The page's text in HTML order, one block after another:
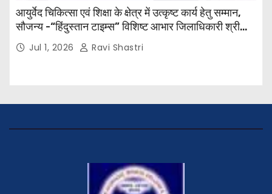
आयुर्वेद चिकित्सा एवं शिक्षा के क्षेत्र में उत्कृष्ट कार्य हेतु सम्मान,
सौजन्य -“हिंदुस्तान टाइम्स” विशिष्ट आभार जिलाधिकारी श्री
विवेक रंजन मैत्रेय (भा०प्र० से०), आरक्षी अधीक्षक श्री पूरन झा
(भा०पु०से०) सिविल सर्जन, सिवान एवं ब्यूरो चीफ श्री नीरज
Jul 1, 2026 Ravi Shastri